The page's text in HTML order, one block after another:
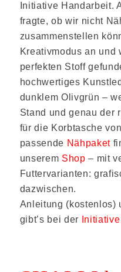
Initiative Handarbeit.
fragte, ob wir nicht
zusammenstellen
Kreativmodus an und
perfekten Stoff
hochwertiges
dunklem Olivgrün –
Stand und genau der
für die Korbtasche
passende Nähpaket
unserem Shop – mit
Futtervarianten:
dazwischen.
Anleitung (kostenlos)
gibt’s bei der